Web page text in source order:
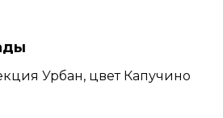
Урбан, цвет Капучино